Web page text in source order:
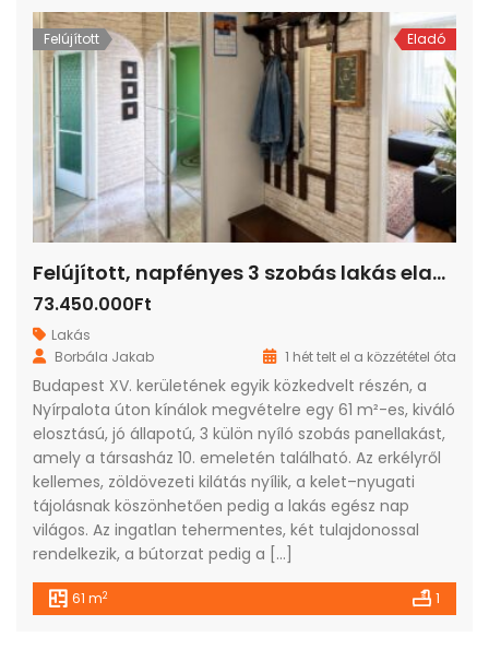
Felújított Eladó
Felújított, napfényes 3 szobás lakás eladó Újpalota kedvelt részén!
73.450.000Ft
Lakás
Borbála Jakab
1 hét telt el a közzététel óta
Budapest XV. kerületének egyik közkedvelt részén, a
Nyírpalota úton kínálok megvételre egy 61 m²-es, kiváló
elosztású, jó állapotú, 3 külön nyíló szobás panellakást,
amely a társasház 10. emeletén található. Az erkélyről
kellemes, zöldövezeti kilátás nyílik, a kelet–nyugati
tájolásnak köszönhetően pedig a lakás egész nap
világos. Az ingatlan tehermentes, két tulajdonossal
rendelkezik, a bútorzat pedig a […]
61 m2 1